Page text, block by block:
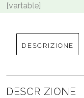
[vartable]
DESCRIZIONE
DESCRIZIONE